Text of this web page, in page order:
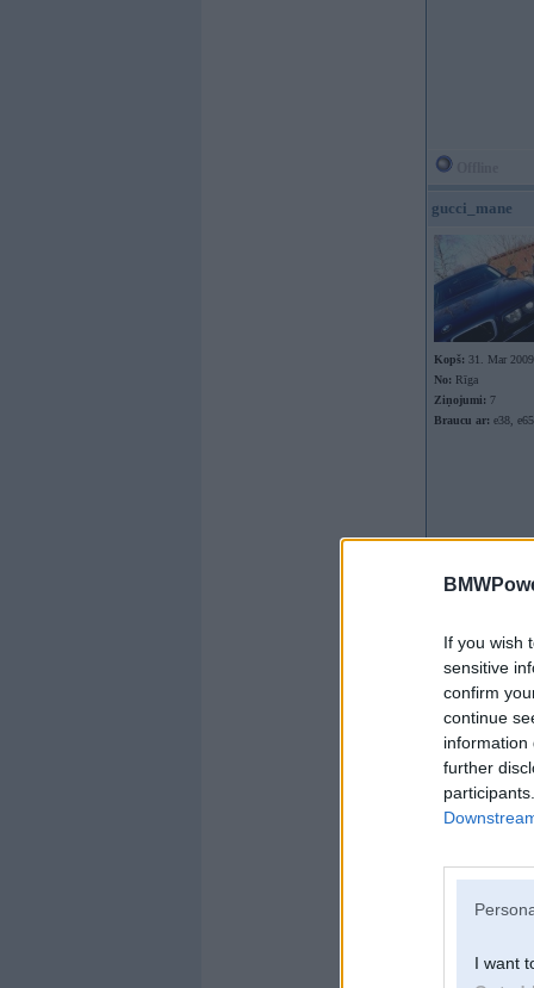
If you wish
sensitive
confirm
continue
information
further
I want
gucci_mane
Kopš: 31. Mar 2009
No: Rīga
Ziņojumi: 7
Braucu ar: e38,
Offline